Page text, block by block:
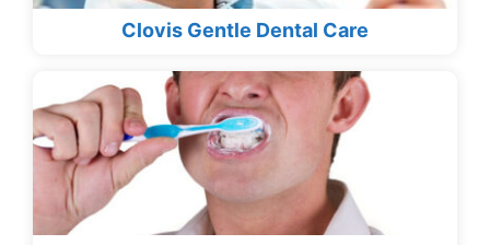
Clovis Gentle Dental Care